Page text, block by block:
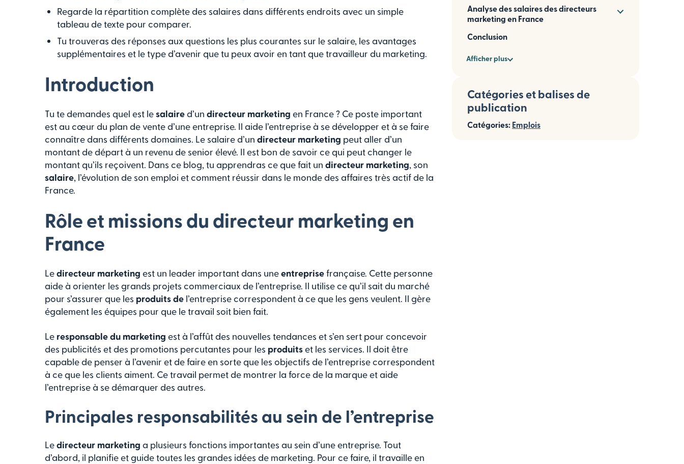
Regarde la répartition complète des salaires dans différents endroits avec un simple
tableau de texte pour comparer.
Tu trouveras des réponses aux questions les plus courantes sur le salaire, les avantages
supplémentaires et le type d’avenir que tu peux avoir en tant que travailleur du marketing.
Introduction
Tu te demandes quel est le salaired’un directeur marketing en France ? Ce poste important
est au cœur du plan de vente d’une entreprise. Il aide l’entreprise à se développer et à se faire
connaître dans différents domaines. Le salaire d’un directeur marketing peut aller d’un
montant de départ à un revenu de senior élevé. Il est bon de savoir ce qui peut changer le
montant qu’ils reçoivent. Dans ce blog, tu apprendras ce que fait un directeur marketing , son
salaire , l’évolution de son emploi et comment réussir dans le monde des affaires très actif de la
France.
Rôle et missions du directeur marketing en
France
Ledirecteur marketing est un leader important dans uneentreprisefrançaise. Cette personne
aide à orienter les grands projets commerciaux de l’entreprise. Il utilise ce qu’il sait du marché
pour s’assurer que les produits de l’entreprise correspondent à ce que les gens veulent. Il gère
également les équipes pour que le travail soit bien fait.
Le responsable du marketing est à l’affût des nouvelles tendances et s’en sert pour concevoir
des publicités et des promotions percutantes pour les produitset les services. Il doit être
capable de penser à l’avenir et de faire en sorte que les objectifs de l’entreprise correspondent
à ce que les clients aiment. Ce travail permet de montrer la force de la marque et aide
l’entreprise à se démarquer des autres.
Principales responsabilités au sein de l’entreprise
Ledirecteur marketing a plusieurs fonctions importantes au sein d’une entreprise. Tout
d’abord, il planifie et guide toutes les grandes idées de marketing. Pour ce faire, il travaille en
Analyse des salaires des directeurs
marketing en France
Conclusion
Afficher plus
Catégories et balises de
publication
Catégories: Emplois